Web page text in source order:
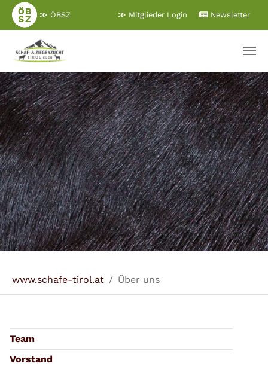
Zum
Hauptinhalt
≫ ÖBSZ Newsletter
≫ Mitglieder Login
www.schafe-tirol.at Über uns
Team
Vorstand